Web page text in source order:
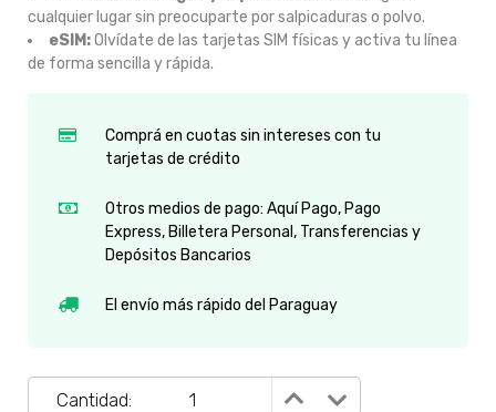
cualquier lugar sin preocuparte por salpicaduras o polvo.
eSIM:Olvídate de las tarjetas SIM físicas y activa tu línea
de forma sencilla y rápida.
Comprá en cuotas sin intereses con tu
tarjetas de crédito
Otros medios de pago: Aquí Pago, Pago
Express, Billetera Personal, Transferencias y
Depósitos Bancarios
El envío más rápido del Paraguay
Cantidad: